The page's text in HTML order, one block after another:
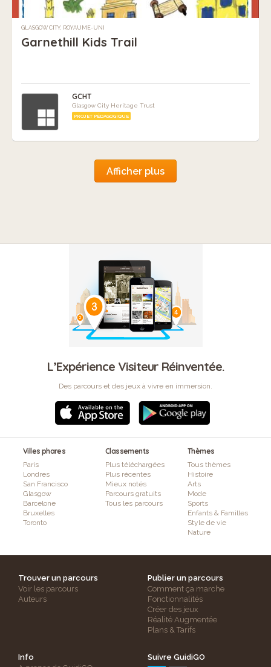
GLASGOW CITY, ROYAUME-UNI
Garnethill Kids Trail
GCHT
Glasgow City Heritage Trust
PROJET PÉDAGOGIQUE
Afficher plus
L’Expérience Visiteur Réinventée.
Des parcours et des jeux à vivre en immersion.
Villes phares
Paris
Londres
San Francisco
Glasgow
Barcelone
Bruxelles
Toronto
Classements
Plus téléchargées
Plus récentes
Mieux notés
Parcours gratuits
Tous les parcours
Thèmes
Tous thèmes
Histoire
Arts
Mode
Sports
Enfants & Familles
Style de vie
Nature
Trouver un parcours
Voir les parcours
Auteurs
Publier un parcours
Comment ça marche
Fonctionnalités
Créer des jeux
Réalité Augmentée
Plans & Tarifs
Info
Suivre GuidiGO